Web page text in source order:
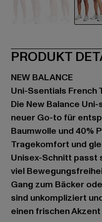
PRODUKT
NEW BALANCE
Uni-Ssentials French
Die New Balance
neuer Go-to für
Baumwolle und 40%
Tragekomfort und
Unisex-Schnitt passt
viel
Gang zum Bäcker
sind unkompliziert
einen frischen